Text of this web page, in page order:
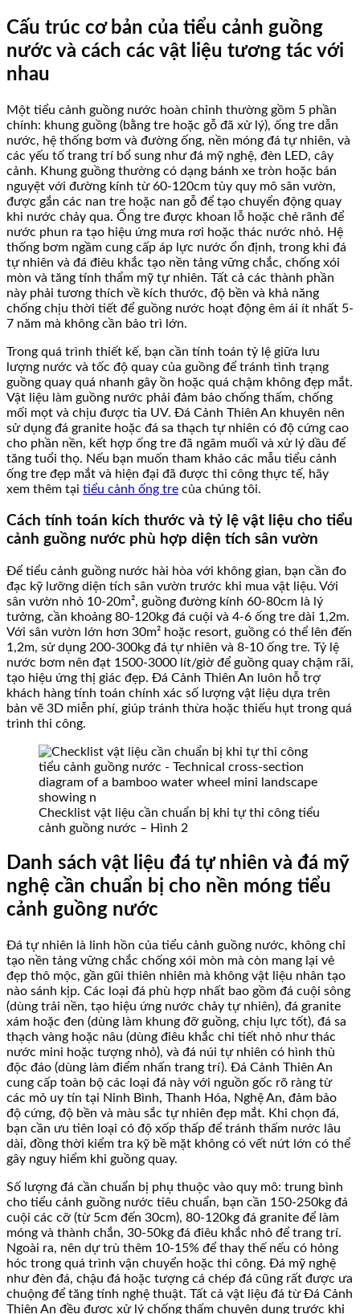
Cấu trúc cơ bản của tiểu cảnh guồng
nước và cách các vật liệu tương tác với
nhau
Một tiểu cảnh guồng nước hoàn chỉnh thường gồm 5 phần
chính: khung guồng (bằng tre hoặc gỗ đã xử lý), ống tre dẫn
nước, hệ thống bơm và đường ống, nền móng đá tự nhiên, và
các yếu tố trang trí bổ sung như đá mỹ nghệ, đèn LED, cây
cảnh. Khung guồng thường có dạng bánh xe tròn hoặc bán
nguyệt với đường kính từ 60-120cm tùy quy mô sân vườn,
được gắn các nan tre hoặc nan gỗ để tạo chuyển động quay
khi nước chảy qua. Ống tre được khoan lỗ hoặc chẻ rãnh để
nước phun ra tạo hiệu ứng mưa rơi hoặc thác nước nhỏ. Hệ
thống bơm ngầm cung cấp áp lực nước ổn định, trong khi đá
tự nhiên và đá điêu khắc tạo nền tảng vững chắc, chống xói
mòn và tăng tính thẩm mỹ tự nhiên. Tất cả các thành phần
này phải tương thích về kích thước, độ bền và khả năng
chống chịu thời tiết để guồng nước hoạt động êm ái ít nhất 5-
7 năm mà không cần bảo trì lớn.
Trong quá trình thiết kế, bạn cần tính toán tỷ lệ giữa lưu
lượng nước và tốc độ quay của guồng để tránh tình trạng
guồng quay quá nhanh gây ồn hoặc quá chậm không đẹp mắt.
Vật liệu làm guồng nước phải đảm bảo chống thấm, chống
mối mọt và chịu được tia UV. Đá Cảnh Thiên An khuyên nên
sử dụng đá granite hoặc đá sa thạch tự nhiên có độ cứng cao
cho phần nền, kết hợp ống tre đã ngâm muối và xử lý dầu để
tăng tuổi thọ. Nếu bạn muốn tham khảo các mẫu tiểu cảnh
ống tre đẹp mắt và hiện đại đã được thi công thực tế, hãy
xem thêm tại tiểu cảnh ống tre của chúng tôi.
Cách tính toán kích thước và tỷ lệ vật liệu cho tiểu
cảnh guồng nước phù hợp diện tích sân vườn
Để tiểu cảnh guồng nước hài hòa với không gian, bạn cần đo
đạc kỹ lưỡng diện tích sân vườn trước khi mua vật liệu. Với
sân vườn nhỏ 10-20m², guồng đường kính 60-80cm là lý
tưởng, cần khoảng 80-120kg đá cuội và 4-6 ống tre dài 1,2m.
Với sân vườn lớn hơn 30m² hoặc resort, guồng có thể lên đến
1,2m, sử dụng 200-300kg đá tự nhiên và 8-10 ống tre. Tỷ lệ
nước bơm nên đạt 1500-3000 lít/giờ để guồng quay chậm rãi,
tạo hiệu ứng thị giác đẹp. Đá Cảnh Thiên An luôn hỗ trợ
khách hàng tính toán chính xác số lượng vật liệu dựa trên
bản vẽ 3D miễn phí, giúp tránh thừa hoặc thiếu hụt trong quá
trình thi công.
Checklist vật liệu cần chuẩn bị khi tự thi công tiểu
cảnh guồng nước – Hình 2
Danh sách vật liệu đá tự nhiên và đá mỹ
nghệ cần chuẩn bị cho nền móng tiểu
cảnh guồng nước
Đá tự nhiên là linh hồn của tiểu cảnh guồng nước, không chỉ
tạo nền tảng vững chắc chống xói mòn mà còn mang lại vẻ
đẹp thô mộc, gần gũi thiên nhiên mà không vật liệu nhân tạo
nào sánh kịp. Các loại đá phù hợp nhất bao gồm đá cuội sông
(dùng trải nền, tạo hiệu ứng nước chảy tự nhiên), đá granite
xám hoặc đen (dùng làm khung đỡ guồng, chịu lực tốt), đá sa
thạch vàng hoặc nâu (dùng điêu khắc chi tiết nhỏ như thác
nước mini hoặc tượng nhỏ), và đá núi tự nhiên có hình thù
độc đáo (dùng làm điểm nhấn trang trí). Đá Cảnh Thiên An
cung cấp toàn bộ các loại đá này với nguồn gốc rõ ràng từ
các mỏ uy tín tại Ninh Bình, Thanh Hóa, Nghệ An, đảm bảo
độ cứng, độ bền và màu sắc tự nhiên đẹp mắt. Khi chọn đá,
bạn cần ưu tiên loại có độ xốp thấp để tránh thấm nước lâu
dài, đồng thời kiểm tra kỹ bề mặt không có vết nứt lớn có thể
gây nguy hiểm khi guồng quay.
Số lượng đá cần chuẩn bị phụ thuộc vào quy mô: trung bình
cho tiểu cảnh guồng nước tiêu chuẩn, bạn cần 150-250kg đá
cuội các cỡ (từ 5cm đến 30cm), 80-120kg đá granite để làm
móng và thành chắn, 30-50kg đá điêu khắc nhỏ để trang trí.
Ngoài ra, nên dự trù thêm 10-15% để thay thế nếu có hỏng
hóc trong quá trình vận chuyển hoặc thi công. Đá mỹ nghệ
như đèn đá, chậu đá hoặc tượng cá chép đá cũng rất được ưa
chuộng để tăng tính nghệ thuật. Tất cả vật liệu đá từ Đá Cảnh
Thiên An đều được xử lý chống thấm chuyên dụng trước khi